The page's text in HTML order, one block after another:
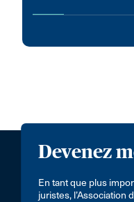
Devenez
En tant que plus
juristes, l’Association